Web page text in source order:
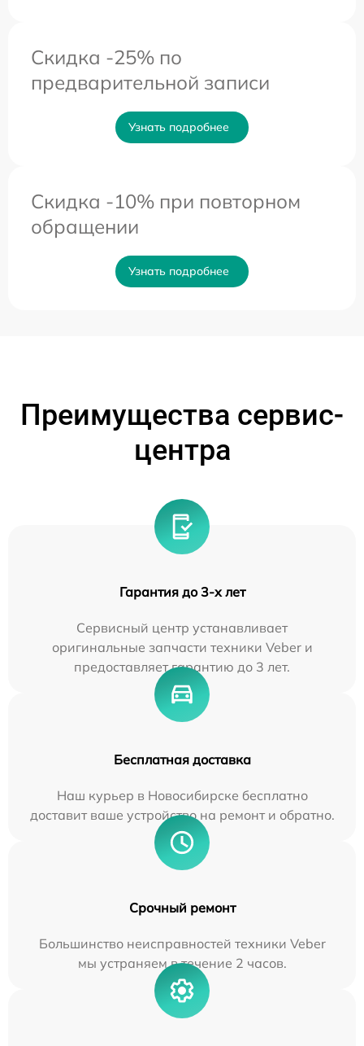
Скидка -25% по
предварительной записи
Узнать подробнее
Скидка -10% при повторном
обращении
Узнать подробнее
Преимущества сервис-
центра
Гарантия до 3-х лет
Сервисный центр устанавливает
оригинальные запчасти техники Veber и
предоставляет гарантию до 3 лет.
Бесплатная доставка
Наш курьер в Новосибирске бесплатно
доставит ваше устройство на ремонт и обратно.
Срочный ремонт
Большинство неисправностей техники Veber
мы устраняем в течение 2 часов.